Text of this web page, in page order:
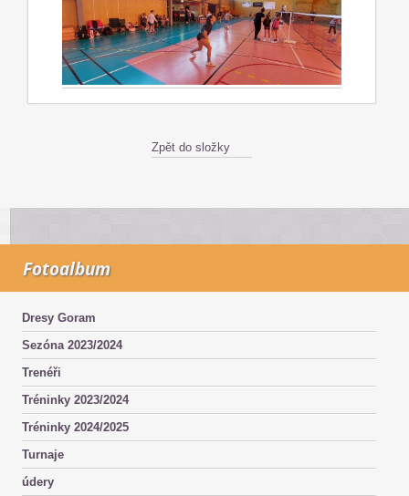
Zpět do složky
Fotoalbum
Dresy Goram
Sezóna 2023/2024
Trenéři
Tréninky 2023/2024
Tréninky 2024/2025
Turnaje
údery